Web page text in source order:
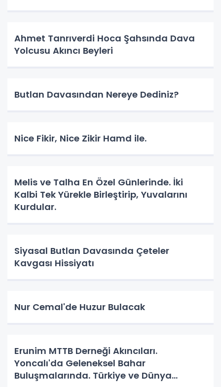
Ahmet Tanrıverdi Hoca Şahsında Dava
Yolcusu Akıncı Beyleri
Butlan Davasından Nereye Dediniz?
Nice Fikir, Nice Zikir Hamd ile.
Melis ve Talha En Özel Günlerinde. İki
Kalbi Tek Yürekle Birleştirip, Yuvalarını
Kurdular.
Siyasal Butlan Davasında Çeteler
Kavgası Hissiyatı
Nur Cemal'de Huzur Bulacak
Erunim MTTB Derneği Akıncıları.
Yoncalı'da Geleneksel Bahar
Buluşmalarında. Türkiye ve Dünya